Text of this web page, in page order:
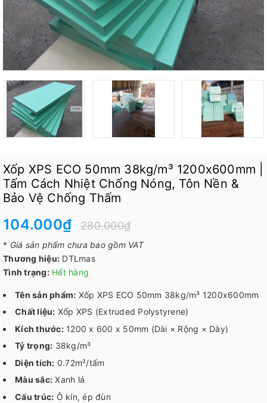
Xốp XPS ECO 50mm 38kg/m³ 1200x600mm |
Tấm Cách Nhiệt Chống Nóng, Tôn Nền &
Bảo Vệ Chống Thấm
104.000₫ 280.000₫
* Giá sản phẩm chưa bao gồm VAT
Thương hiệu: DTLmas
Tình trạng: Hết hàng
Tên sản phẩm: Xốp XPS ECO 50mm 38kg/m³ 1200x600mm
Chất liệu: Xốp XPS (Extruded Polystyrene)
Kích thước:1200 x 600 x 50mm (Dài × Rộng × Dày)
Tỷ trọng: 38kg/m³
Diện tích: 0.72m²/tấm
Màu sắc: Xanh lá
Cấu trúc: Ô kín, ép đùn